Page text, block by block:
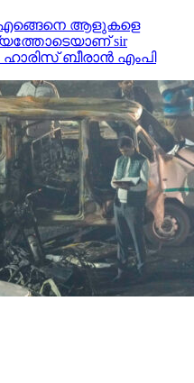
എങ്ങെനെ ആളുകളെ
sir
ബീരാൻ എംപി